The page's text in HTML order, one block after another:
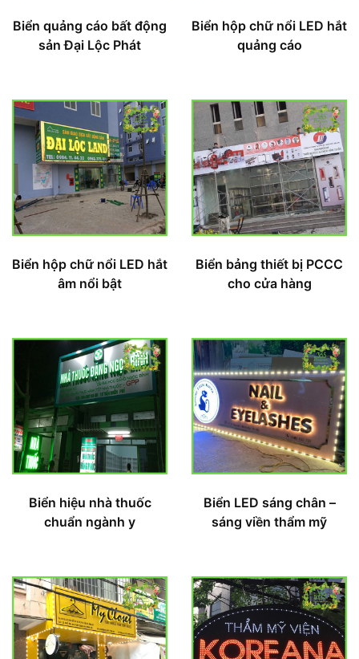
Biển quảng cáo bất động
sản Đại Lộc Phát
Biển hộp chữ nổi LED hắt
quảng cáo
Biển hộp chữ nổi LED hắt
âm nổi bật
Biển bảng thiết bị PCCC
cho cửa hàng
Biển hiệu nhà thuốc
chuẩn ngành y
Biển LED sáng chân –
sáng viền thẩm mỹ